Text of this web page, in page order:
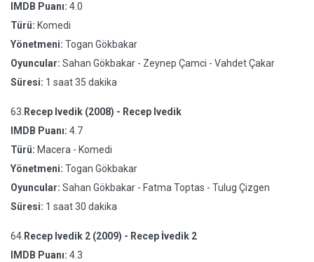
IMDB Puanı: 4.0
Türü: Komedi
Yönetmeni: Togan Gökbakar
Oyuncular: Sahan Gökbakar - Zeynep Çamci - Vahdet Çakar
Süresi: 1 saat 35 dakika
63. Recep Ivedik (2008) - Recep Ivedik
IMDB Puanı: 4.7
Türü: Macera - Komedi
Yönetmeni: Togan Gökbakar
Oyuncular: Sahan Gökbakar - Fatma Toptas - Tulug Çizgen
Süresi: 1 saat 30 dakika
64. Recep Ivedik 2 (2009) - Recep İvedik 2
IMDB Puanı: 4.3